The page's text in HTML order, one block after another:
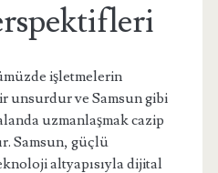
işletmelerin
unsurdur ve Samsun gibi
uzmanlaşmak cazip
Samsun, güçlü
altyapısıyla dijital